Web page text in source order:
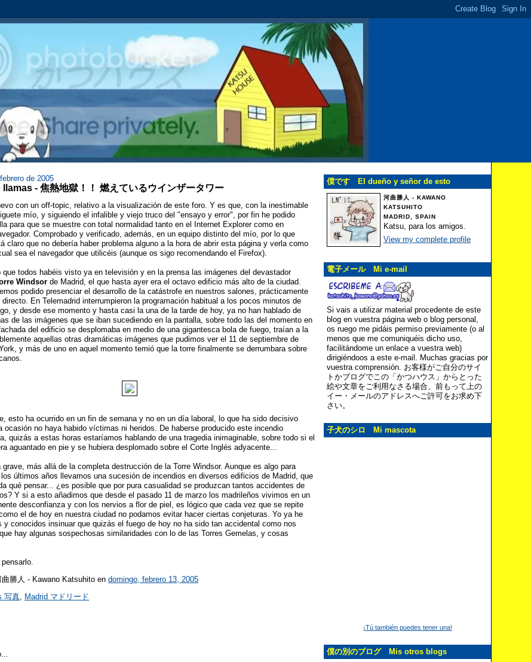
de 2005
- 焦熱地獄！！ 燃えているウインザータワー
con un off-topic, relativo a la visualización de este foro. Y es que, con la inestimable
mío, y siguiendo el infalible y viejo truco del "ensayo y error", por fin he podido
para que se muestre con total normalidad tanto en el Internet Explorer como en
Comprobado y verificado, además, en un equipo distinto del mío, por lo que
claro que no debería haber problema alguno a la hora de abrir esta página y verla como
sea el navegador que utilicéis (aunque os sigo recomendando el Firefox).
que todos habéis visto ya en televisión y en la prensa las imágenes del devastador
Windsor de Madrid, el que hasta ayer era el octavo edificio más alto de la ciudad.
podido presenciar el desarrollo de la catástrofe en nuestros salones, prácticamente
En Telemadrid interrumpieron la programación habitual a los pocos minutos de
y desde ese momento y hasta casi la una de la tarde de hoy, ya no han hablado de
de las imágenes que se iban sucediendo en la pantalla, sobre todo las del momento en
del edificio se desplomaba en medio de una gigantesca bola de fuego, traían a la
aquellas otras dramáticas imágenes que pudimos ver el 11 de septiembre de
y más de uno en aquel momento temió que la torre finalmente se derrumbara sobre
esto ha ocurrido en un fin de semana y no en un día laboral, lo que ha sido decisivo
ocasión no haya habido víctimas ni heridos. De haberse producido este incendio
quizás a estas horas estaríamos hablando de una tragedia inimaginable, sobre todo si el
aguantado en pie y se hubiera desplomado sobre el Corte Inglés adyacente...
grave, más allá de la completa destrucción de la Torre Windsor. Aunque es algo para
últimos años llevamos una sucesión de incendios en diversos edificios de Madrid, que
qué pensar... ¿es posible que por pura casualidad se produzcan tantos accidentes de
Y si a esto añadimos que desde el pasado 11 de marzo los madrileños vivimos en un
desconfianza y con los nervios a flor de piel, es lógico que cada vez que se repite
el de hoy en nuestra ciudad no podamos evitar hacer ciertas conjeturas. Yo ya he
y conocidos insinuar que quizás el fuego de hoy no ha sido tan accidental como nos
hay algunas sospechosas similaridades con lo de las Torres Gemelas, y cosas
曲勝人 - Kawano Katsuhito en domingo, febrero 13, 2005
写真 Madrid マドリード
僕です El dueño y señor de esto
河曲勝人 - KAWANO
KATSUHITO
MADRID, SPAIN
Katsu, para los amigos.
View my complete profile
電子メール Mi e-mail
Si vais a utilizar material procedente de este
blog en vuestra página web o blog personal,
os ruego me pidáis permiso previamente (o al
menos que me comuniquéis dicho uso,
facilitándome un enlace a vuestra web)
dirigiéndoos a este e-mail. Muchas gracias por
vuestra comprensión. お客様がご自分のサイ
トかブログでこの「かつハウス」からとった
絵や文章をご利用なさる場合、前もって上の
イー・メールのアドレスへご許可をお求め下
さい。
子犬のシロ Mi mascota
¡Tú también puedes tener una!
僕の別のブログ Mis otros blogs